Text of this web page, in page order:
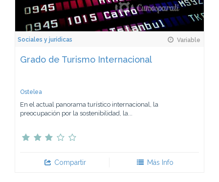
Sociales y jurídicas Variable
Grado de Turismo Internacional
Ostelea
En el actual panorama turístico internacional, la
preocupación por la sostenibilidad, la...
Compartir Más Info